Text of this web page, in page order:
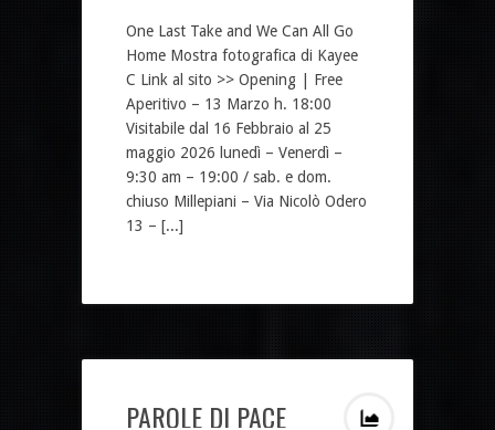
One Last Take and We Can All Go
Home Mostra fotografica di Kayee
C Link al sito >> Opening | Free
Aperitivo – 13 Marzo h. 18:00
Visitabile dal 16 Febbraio al 25
maggio 2026 lunedì – Venerdì –
9:30 am – 19:00 / sab. e dom.
chiuso Millepiani – Via Nicolò Odero
13 – [...]
PAROLE DI PACE